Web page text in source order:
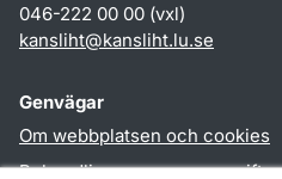
046-222 00 00 (vxl)
kansliht@kansliht.lu.se
Genvägar
Om webbplatsen och cookies
Behandling av personuppgifter